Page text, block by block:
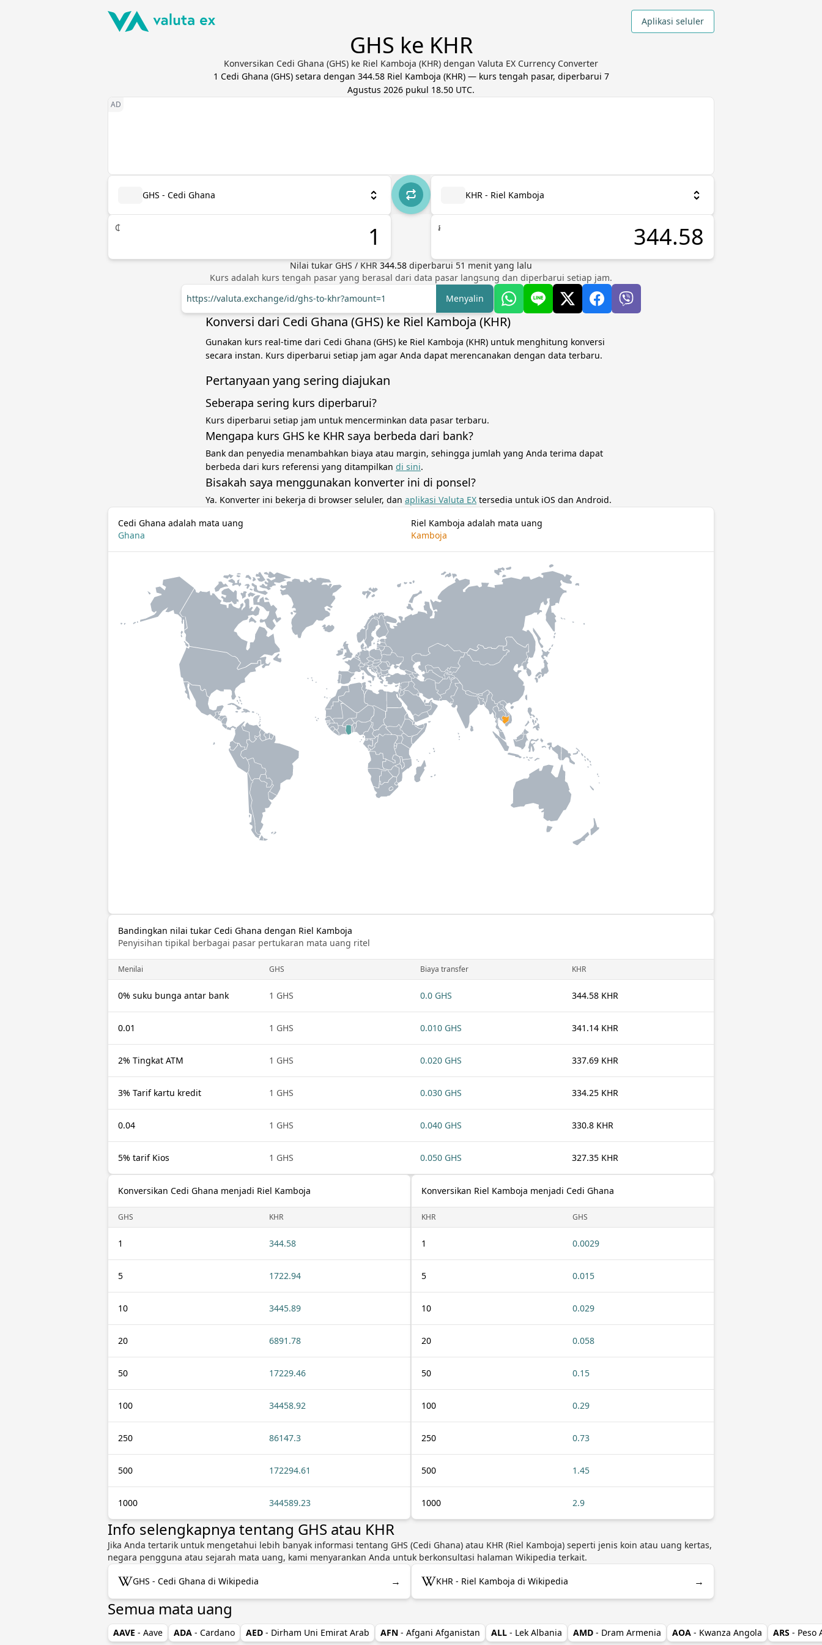
Aplikasi seluler
GHS ke KHR
Konversikan Cedi Ghana (GHS) ke Riel Kamboja (KHR) dengan Valuta EX Currency Converter
1 Cedi Ghana (GHS) setara dengan 344.58 Riel Kamboja (KHR) — kurs tengah pasar, diperbarui 7
Agustus 2026 pukul 18.50 UTC.
GHS - Cedi Ghana
₵
KHR - Riel Kamboja
៛
Nilai tukar GHS / KHR 344.58 diperbarui 51 menit yang lalu
Kurs adalah kurs tengah pasar yang berasal dari data pasar langsung dan diperbarui setiap jam.
https://valuta.exchange/id/ghs-to-khr?amount=1
Menyalin
Konversi dari Cedi Ghana (GHS) ke Riel Kamboja (KHR)
Gunakan kurs real-time dari Cedi Ghana (GHS) ke Riel Kamboja (KHR) untuk menghitung konversi
secara instan. Kurs diperbarui setiap jam agar Anda dapat merencanakan dengan data terbaru.
Pertanyaan yang sering diajukan
Seberapa sering kurs diperbarui?
Kurs diperbarui setiap jam untuk mencerminkan data pasar terbaru.
Mengapa kurs GHS ke KHR saya berbeda dari bank?
Bank dan penyedia menambahkan biaya atau margin, sehingga jumlah yang Anda terima dapat
berbeda dari kurs referensi yang ditampilkan di sini.
Bisakah saya menggunakan konverter ini di ponsel?
Ya. Konverter ini bekerja di browser seluler, dan aplikasi Valuta EX tersedia untuk iOS dan Android.
Cedi Ghana adalah mata uang
Ghana
Riel Kamboja adalah mata uang
Kamboja
Bandingkan nilai tukar Cedi Ghana dengan Riel Kamboja
Penyisihan tipikal berbagai pasar pertukaran mata uang ritel
Menilai GHS Biaya transfer KHR
0% suku bunga antar bank 1 GHS 0.0 GHS 344.58 KHR
0.01 1 GHS 0.010 GHS 341.14 KHR
2% Tingkat ATM 1 GHS 0.020 GHS 337.69 KHR
3% Tarif kartu kredit 1 GHS 0.030 GHS 334.25 KHR
0.04 1 GHS 0.040 GHS 330.8 KHR
5% tarif Kios 1 GHS 0.050 GHS 327.35 KHR
Konversikan Cedi Ghana menjadi Riel Kamboja
GHS KHR
1 344.58
5 1722.94
10 3445.89
20 6891.78
50 17229.46
100 34458.92
250 86147.3
500 172294.61
1000 344589.23
Konversikan Riel Kamboja menjadi Cedi Ghana
KHR GHS
1 0.0029
5 0.015
10 0.029
20 0.058
50 0.15
100 0.29
250 0.73
500 1.45
1000 2.9
Info selengkapnya tentang GHS atau KHR
Jika Anda tertarik untuk mengetahui lebih banyak informasi tentang GHS (Cedi Ghana) atau KHR (Riel Kamboja) seperti jenis koin atau uang kertas,
negara pengguna atau sejarah mata uang, kami menyarankan Anda untuk berkonsultasi halaman Wikipedia terkait.
GHS - Cedi Ghana di Wikipedia → KHR - Riel Kamboja di Wikipedia →
Semua mata uang
AAVE - Aave ADA - Cardano AED - Dirham Uni Emirat Arab AFN - Afgani Afganistan ALL - Lek Albania AMD - Dram Armenia AOA - Kwanza Angola ARS - Peso